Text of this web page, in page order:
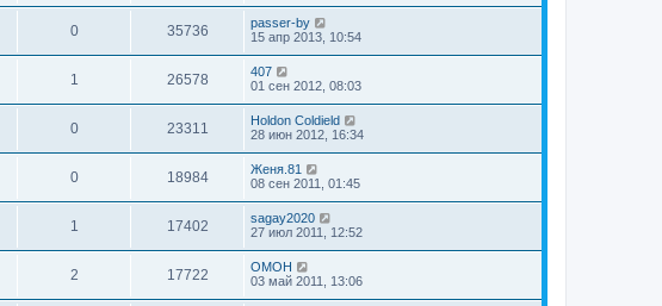
0 35736
passer-by
15 апр 2013, 10:54
1 26578
407
01 сен 2012, 08:03
0 23311
Holdon Coldield
28 июн 2012, 16:34
0 18984
Женя.81
08 сен 2011, 01:45
1 17402
sagay2020
27 июл 2011, 12:52
2 17722
OMOH
03 май 2011, 13:06